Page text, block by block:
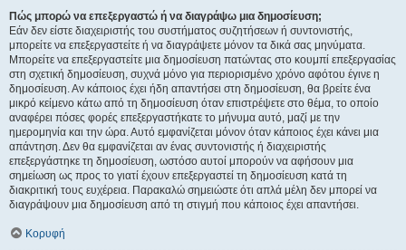
Πώς μπορώ να επεξεργαστώ ή να διαγράψω μια δημοσίευση;
Εάν δεν είστε διαχειριστής του συστήματος συζητήσεων ή συντονιστής,
μπορείτε να επεξεργαστείτε ή να διαγράψετε μόνον τα δικά σας μηνύματα.
Μπορείτε να επεξεργαστείτε μια δημοσίευση πατώντας στο κουμπί επεξεργασίας
στη σχετική δημοσίευση, συχνά μόνο για περιορισμένο χρόνο αφότου έγινε η
δημοσίευση. Αν κάποιος έχει ήδη απαντήσει στη δημοσίευση, θα βρείτε ένα
μικρό κείμενο κάτω από τη δημοσίευση όταν επιστρέψετε στο θέμα, το οποίο
αναφέρει πόσες φορές επεξεργαστήκατε το μήνυμα αυτό, μαζί με την
ημερομηνία και την ώρα. Αυτό εμφανίζεται μόνον όταν κάποιος έχει κάνει μια
απάντηση. Δεν θα εμφανίζεται αν ένας συντονιστής ή διαχειριστής
επεξεργάστηκε τη δημοσίευση, ωστόσο αυτοί μπορούν να αφήσουν μια
σημείωση ως προς το γιατί έχουν επεξεργαστεί τη δημοσίευση κατά τη
διακριτική τους ευχέρεια. Παρακαλώ σημειώστε ότι απλά μέλη δεν μπορεί να
διαγράψουν μια δημοσίευση από τη στιγμή που κάποιος έχει απαντήσει.
Κορυφή